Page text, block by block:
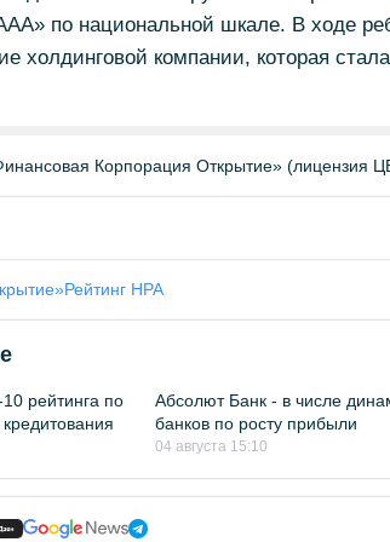
по национальной шкале. В ходе
холдинговой компании, которая
Корпорация Открытие» (лицензия
Рейтинг НРА
рейтинга по
Абсолют Банк - в числе
банков по росту прибыли
04 августа 15:10